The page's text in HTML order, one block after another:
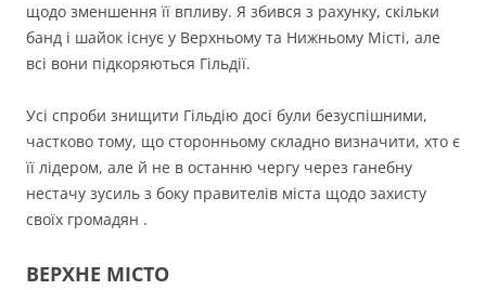
щодо зменшення її впливу. Я збився з рахунку, скільки
банд і шайок існує у Верхньому та Нижньому Місті, але
всі вони підкоряються Гільдії.
Усі спроби знищити Гільдію досі були безуспішними,
частково тому, що сторонньому складно визначити, хто є
її лідером, але й не в останню чергу через ганебну
нестачу зусиль з боку правителів міста щодо захисту
своїх громадян .
ВЕРХНЕ МІСТО